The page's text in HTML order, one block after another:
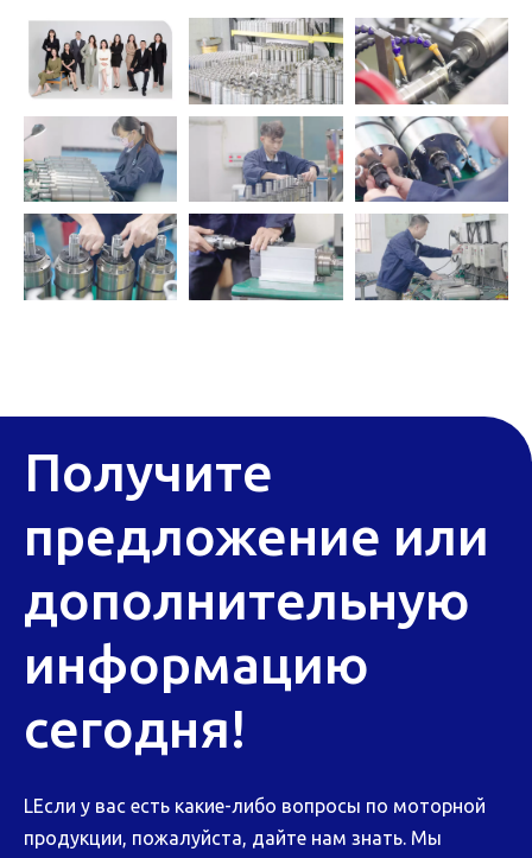
Получите
предложение или
дополнительную
информацию
сегодня!
LЕсли у вас есть какие-либо вопросы по моторной
продукции, пожалуйста, дайте нам знать. Мы